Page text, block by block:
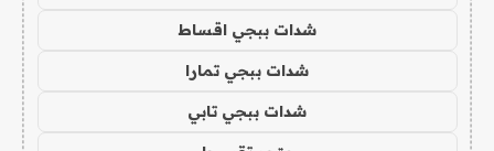
شدات ببجي اقساط
شدات ببجي تمارا
شدات ببجي تابي